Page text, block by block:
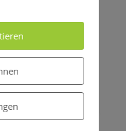
werden,
dürfen.
werden